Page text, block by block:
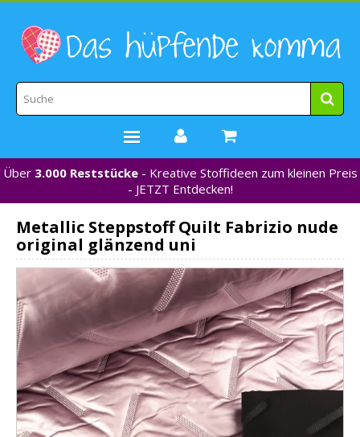
STOFFE
WEBBÄNDER
MARKEN
*NEU*
NÄHZUBEHÖR
GUTSCHEINE
% REDUZIERT %
KONTAKT
Über 3.000 Reststücke- Kreative Stoffideen zum kleinen Preis
- JETZT Entdecken!
Metallic Steppstoff Quilt Fabrizio nude
original glänzend uni